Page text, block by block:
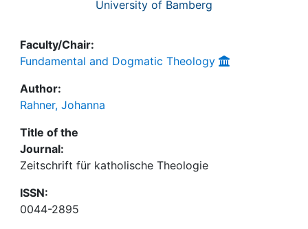
University of Bamberg
Faculty/Chair:
Fundamental and Dogmatic Theology
Author:
Rahner, Johanna
Title of the
Journal:
Zeitschrift für katholische Theologie
ISSN:
0044-2895